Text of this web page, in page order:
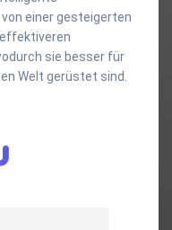
einer gesteigerten
sie besser für
Welt gerüstet sind.